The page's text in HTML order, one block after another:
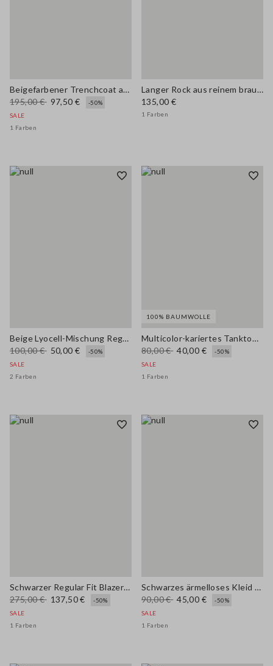
Beigefarbener Trenchcoat aus Baumwollmix, normale Passform
195,00 € 97,50 €
-50%
SALE
1 Farben
Langer Rock aus reinem braunen Acetat Regular Fit
135,00 €
1 Farben
Beige Lyocell-Mischung Regular Fit Hemd
100,00 € 50,00 €
-50%
SALE
2 Farben
100% BAUMWOLLE
Multicolor-kariertes Tanktop aus reiner Baumwolle im Regular Fit
80,00 € 40,00 €
-50%
SALE
1 Farben
Schwarzer Regular Fit Blazer mit funkelnden Details
275,00 € 137,50 €
-50%
SALE
1 Farben
Schwarzes ärmelloses Kleid aus elastischer Viskose in Slim Fit
90,00 € 45,00 €
-50%
SALE
1 Farben